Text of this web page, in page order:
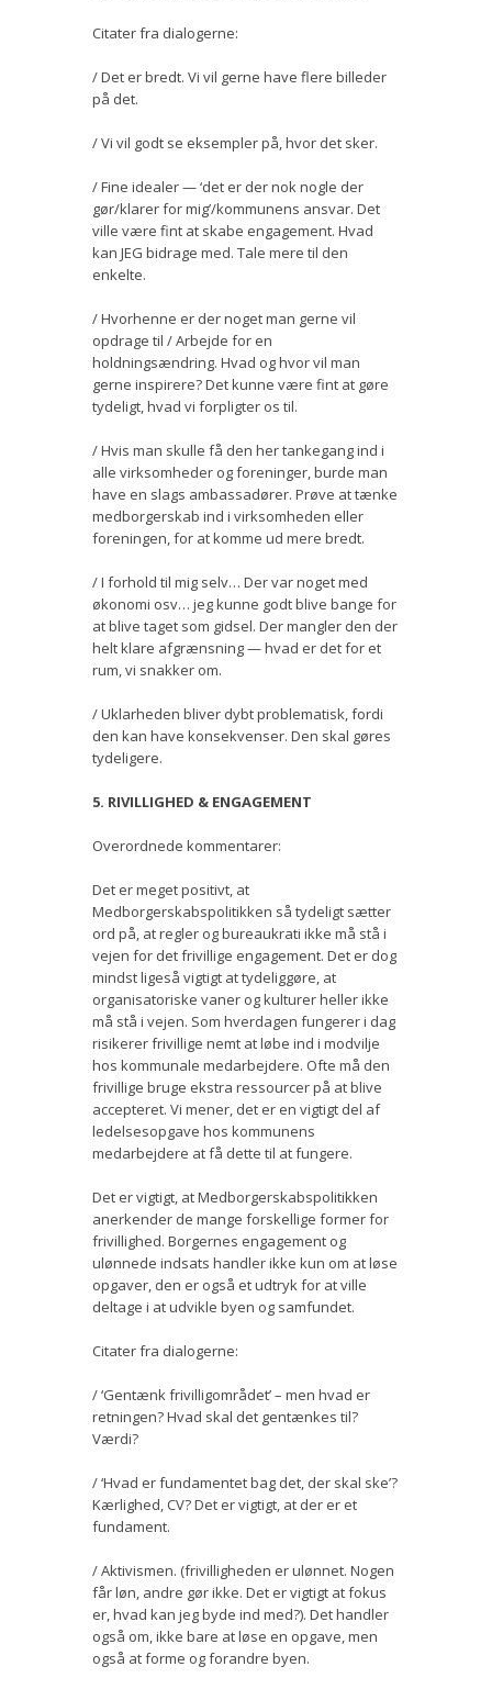
Citater fra dialogerne:
/ Det er bredt. Vi vil gerne have flere billeder
på det.
/ Vi vil godt se eksempler på, hvor det sker.
/ Fine idealer — ‘det er der nok nogle der
gør/klarer for mig’/kommunens ansvar. Det
ville være fint at skabe engagement. Hvad
kan JEG bidrage med. Tale mere til den
enkelte.
/ Hvorhenne er der noget man gerne vil
opdrage til / Arbejde for en
holdningsændring. Hvad og hvor vil man
gerne inspirere? Det kunne være fint at gøre
tydeligt, hvad vi forpligter os til.
/ Hvis man skulle få den her tankegang ind i
alle virksomheder og foreninger, burde man
have en slags ambassadører. Prøve at tænke
medborgerskab ind i virksomheden eller
foreningen, for at komme ud mere bredt.
/ I forhold til mig selv… Der var noget med
økonomi osv… jeg kunne godt blive bange for
at blive taget som gidsel. Der mangler den der
helt klare afgrænsning — hvad er det for et
rum, vi snakker om.
/ Uklarheden bliver dybt problematisk, fordi
den kan have konsekvenser. Den skal gøres
tydeligere.
5. RIVILLIGHED & ENGAGEMENT
Overordnede kommentarer:
Det er meget positivt, at
Medborgerskabspolitikken så tydeligt sætter
ord på, at regler og bureaukrati ikke må stå i
vejen for det frivillige engagement. Det er dog
mindst ligeså vigtigt at tydeliggøre, at
organisatoriske vaner og kulturer heller ikke
må stå i vejen. Som hverdagen fungerer i dag
risikerer frivillige nemt at løbe ind i modvilje
hos kommunale medarbejdere. Ofte må den
frivillige bruge ekstra ressourcer på at blive
accepteret. Vi mener, det er en vigtigt del af
ledelsesopgave hos kommunens
medarbejdere at få dette til at fungere.
Det er vigtigt, at Medborgerskabspolitikken
anerkender de mange forskellige former for
frivillighed. Borgernes engagement og
ulønnede indsats handler ikke kun om at løse
opgaver, den er også et udtryk for at ville
deltage i at udvikle byen og samfundet.
Citater fra dialogerne:
/ ‘Gentænk frivilligområdet’ – men hvad er
retningen? Hvad skal det gentænkes til?
Værdi?
/ ‘Hvad er fundamentet bag det, der skal ske’?
Kærlighed, CV? Det er vigtigt, at der er et
fundament.
/ Aktivismen. (frivilligheden er ulønnet. Nogen
får løn, andre gør ikke. Det er vigtigt at fokus
er, hvad kan jeg byde ind med?). Det handler
også om, ikke bare at løse en opgave, men
også at forme og forandre byen.